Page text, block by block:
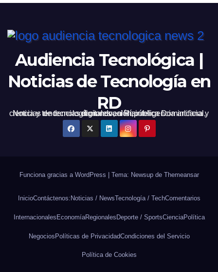
Audiencia Tecnológica |
Noticias de Tecnología en
RD
Noticias de tecnología, innovación, inteligencia artificial, ciencia y tendencias digitales en República Dominicana y el mundo, al día.
Funciona gracias a WordPress | Tema: Newsup de Themeansar
InicioContáctenos: Noticias / NewsTecnología / TechComentarios
Internacionales EconomíaRegionales Deporte / SportsCienciaPolítica
NegociosPolíticas de PrivacidadCondiciones del Servicio
Política de Cookies